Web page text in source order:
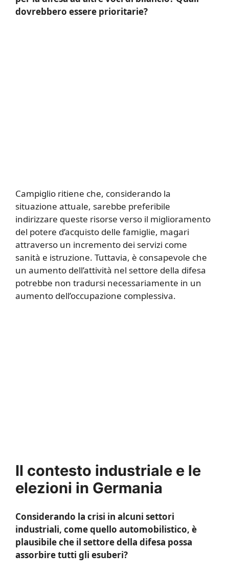
dovrebbero essere prioritarie?
Campiglio ritiene che, considerando la
situazione attuale, sarebbe preferibile
indirizzare queste risorse verso il miglioramento
del potere d’acquisto delle famiglie, magari
attraverso un incremento dei servizi come
sanità e istruzione. Tuttavia, è consapevole che
un aumento dell’attività nel settore della difesa
potrebbe non tradursi necessariamente in un
aumento dell’occupazione complessiva.
Il contesto industriale e le
elezioni in Germania
Considerando la crisi in alcuni settori
industriali, come quello automobilistico, è
plausibile che il settore della difesa possa
assorbire tutti gli esuberi?